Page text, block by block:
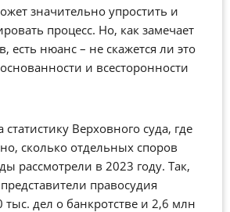
значительно упростить и
процесс. Но, как замечает
есть нюанс – не скажется ли это
и всесторонности
Верховного суда, где
сколько отдельных споров
рассмотрели в 2023 году. Так,
правосудия
тыс. дел о банкротстве и 2,6 млн